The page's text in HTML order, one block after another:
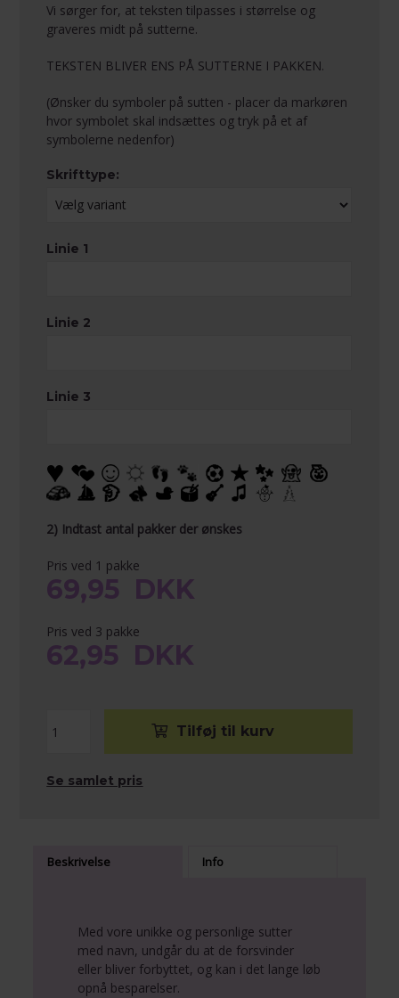
Vi sørger for, at teksten tilpasses i størrelse og
graveres midt på sutterne.
TEKSTEN BLIVER ENS PÅ SUTTERNE I PAKKEN.
(Ønsker du symboler på sutten - placer da markøren
hvor symbolet skal indsættes og tryk på et af
symbolerne nedenfor)
Skrifttype:
Linie 1
Linie 2
Linie 3
2) Indtast antal pakker der ønskes
Pris ved 1 pakke
69,95 DKK
Pris ved 3 pakke
62,95 DKK
Se samlet pris
Beskrivelse Info
Med vore unikke og personlige sutter
med navn, undgår du at de forsvinder
eller bliver forbyttet, og kan i det lange løb
opnå besparelser.